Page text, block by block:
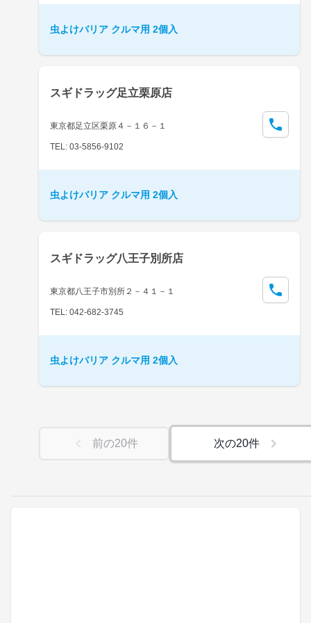
虫よけバリア クルマ用 2個入
スギドラッグ足立栗原店
東京都足立区栗原４－１６－１
TEL: 03-5856-9102
虫よけバリア クルマ用 2個入
スギドラッグ八王子別所店
東京都八王子市別所２－４１－１
TEL: 042-682-3745
虫よけバリア クルマ用 2個入
前の20件 次の20件